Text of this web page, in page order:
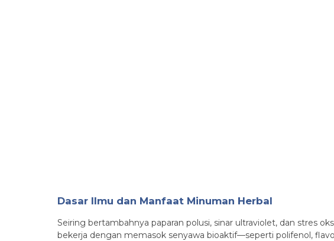
Dasar Ilmu dan Manfaat Minuman Herbal
Seiring bertambahnya paparan polusi, sinar ultraviolet, dan stres
bekerja dengan memasok senyawa bioaktif—seperti polifenol,